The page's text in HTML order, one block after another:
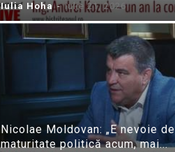
Iulia Hoha - iulie 21, 2026
Nicolae Moldovan: „E nevoie de
maturitate politică acum, mai...